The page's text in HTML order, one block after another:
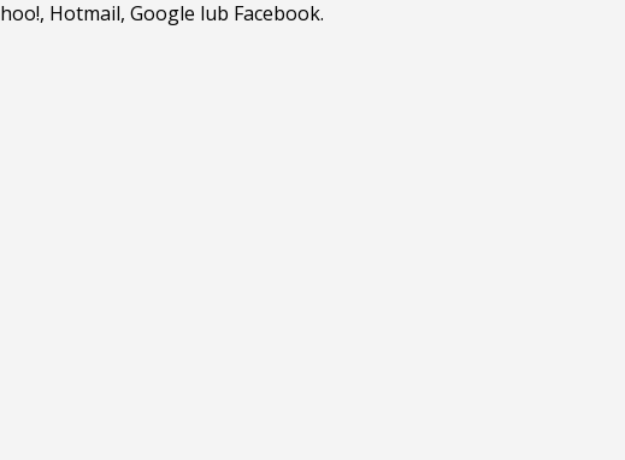
Hotmail, Google lub Facebook.